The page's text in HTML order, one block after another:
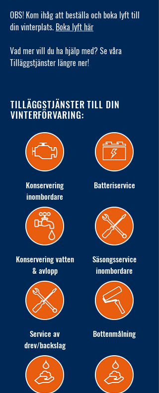
OBS! Kom ihåg att beställa och boka lyft till
din vinterplats. Boka lyft här
Vad mer vill du ha hjälp med? Se våra
Tilläggstjänster längre ner!
TILLÄGGSTJÄNSTER TILL DIN
VINTERFÖRVARING:
Konservering
inombordare
Batteriservice
Konservering vatten
& avlopp
Säsongsservice
inombordare
Service av
drev/backslag
Bottenmålning